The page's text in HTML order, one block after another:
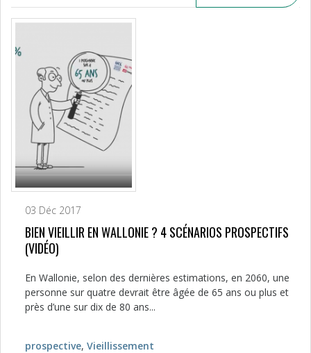
03 Déc 2017
BIEN VIEILLIR EN WALLONIE ? 4 SCÉNARIOS PROSPECTIFS
(VIDÉO)
En Wallonie, selon des dernières estimations, en 2060, une
personne sur quatre devrait être âgée de 65 ans ou plus et
près d’une sur dix de 80 ans...
prospective, Vieillissement